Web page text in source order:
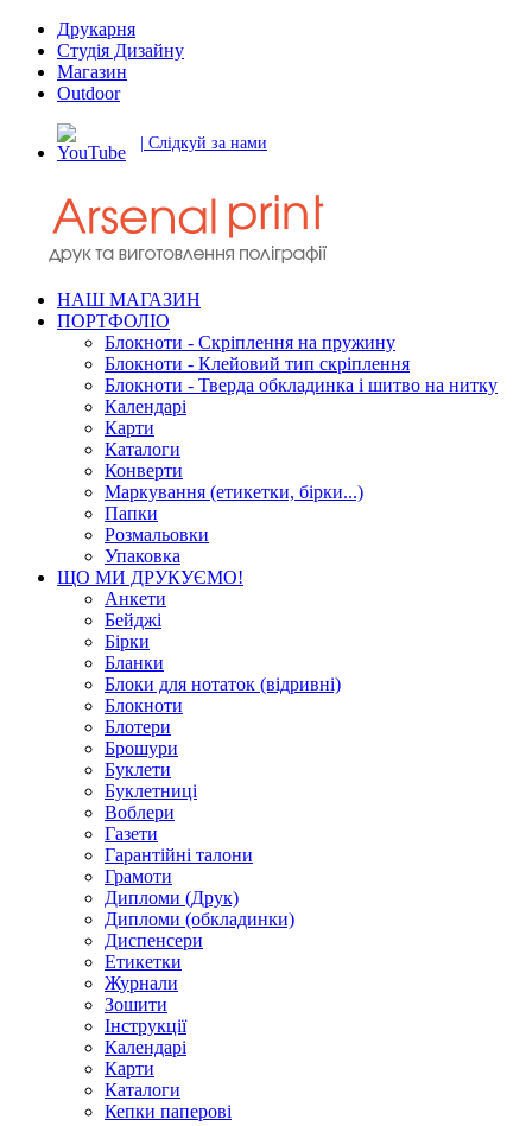
Друкарня
Студія Дизайну
Магазин
Outdoor
| Слідкуй за нами
НАШ МАГАЗИН
ПОРТФОЛІО
Блокноти - Скріплення на пружину
Блокноти - Клейовий тип скріплення
Блокноти - Тверда обкладинка і шитво на нитку
Календарі
Карти
Каталоги
Конверти
Маркування (етикетки, бірки...)
Папки
Розмальовки
Упаковка
ЩО МИ ДРУКУЄМО!
Анкети
Бейджі
Бірки
Бланки
Блоки для нотаток (відривні)
Блокноти
Блотери
Брошури
Буклети
Буклетниці
Воблери
Газети
Гарантійні талони
Грамоти
Дипломи (Друк)
Дипломи (обкладинки)
Диспенсери
Етикетки
Журнали
Зошити
Інструкції
Календарі
Карти
Каталоги
Кепки паперові